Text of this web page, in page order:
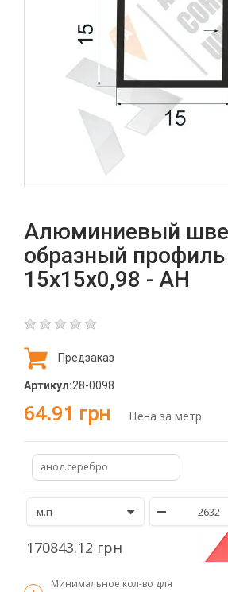
Алюминиевый
образный профиль
15х15х0,98 - АН
Предзаказ
Артикул:28-0098
64.91 грн Цена за метр
анод.серебро
170843.12 грн
Минимальное кол-во для